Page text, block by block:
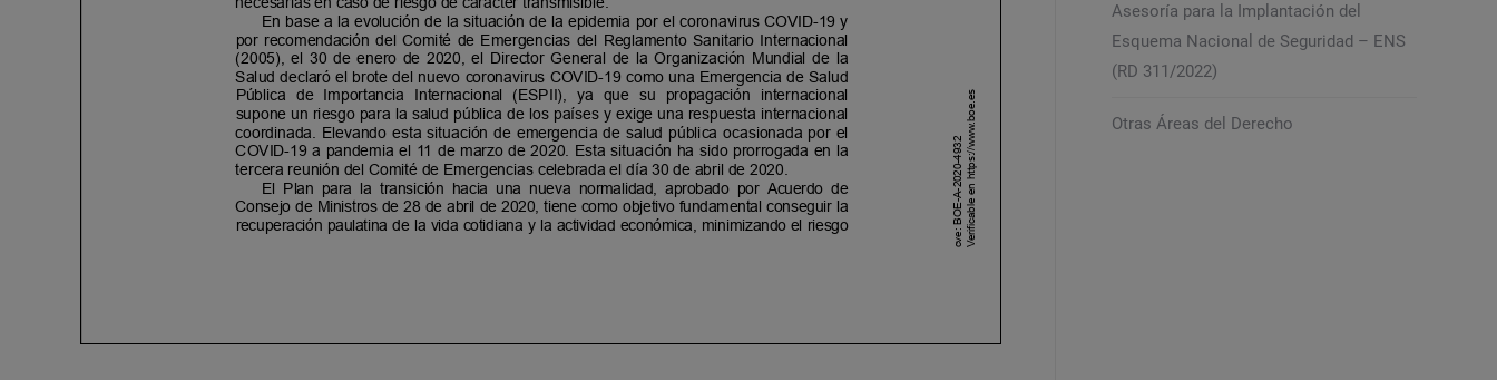
Asesoría para la Implantación del
Esquema Nacional de Seguridad – ENS
(RD 311/2022)
Otras Áreas del Derecho